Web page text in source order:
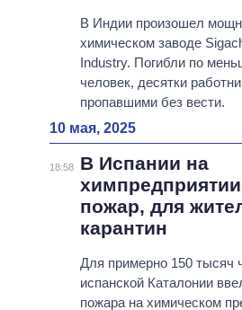
В Индии произошел
химическом заводе
Industry. Погибли по
человек, десятки
пропавшими без вести.
10 мая, 2025
18:58
В Испании на
пожар, для
карантин
Для примерно 150 тысяч
испанской Каталонии
пожара на химическом